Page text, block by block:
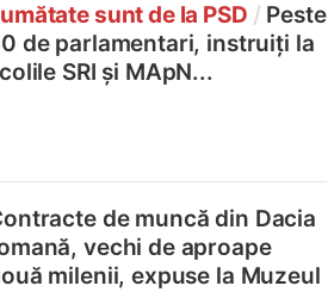
sunt de la PSD / Peste
de parlamentari, instruiți la
SRI și MApN...
de muncă din Dacia
vechi de aproape
milenii, expuse la Muzeul